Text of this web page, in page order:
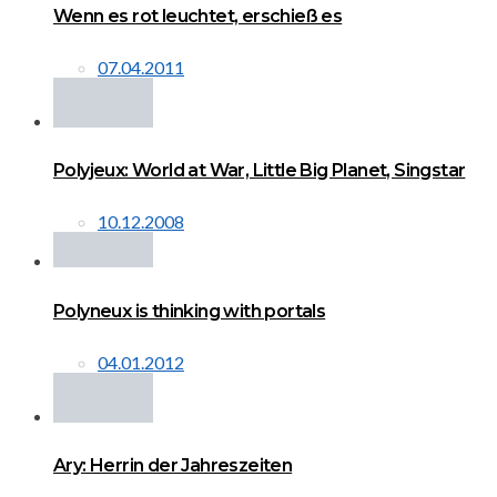
Wenn es rot leuchtet, erschieß es
07.04.2011
Polyjeux: World at War, Little Big Planet, Singstar
10.12.2008
Polyneux is thinking with portals
04.01.2012
Ary: Herrin der Jahreszeiten